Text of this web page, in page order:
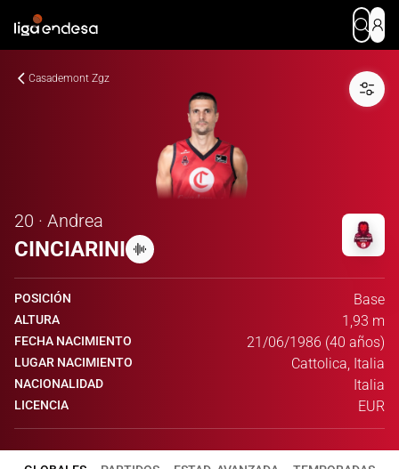
Casademont Zgz
20 · Andrea
CINCIARINI
POSICIÓN Base
ALTURA 1,93 m
FECHA NACIMIENTO 21/06/1986 (40 años)
LUGAR NACIMIENTO Cattolica, Italia
NACIONALIDAD Italia
LICENCIA EUR